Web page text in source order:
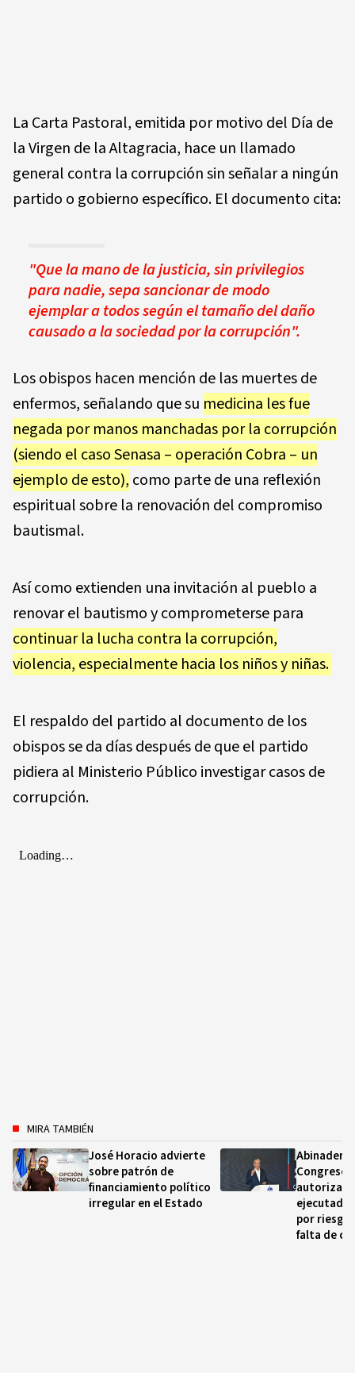
La Carta Pastoral, emitida por motivo del Día de
la Virgen de la Altagracia, hace un llamado
general contra la corrupción sin señalar a ningún
partido o gobierno específico. El documento cita:
"Que la mano de la justicia, sin privilegios
para nadie, sepa sancionar de modo
ejemplar a todos según el tamaño del daño
causado a la sociedad por la corrupción".
Los obispos hacen mención de las muertes de
enfermos, señalando que su medicina les fue
negada por manos manchadas por la corrupción
(siendo el caso Senasa – operación Cobra – un
ejemplo de esto), como parte de una reflexión
espiritual sobre la renovación del compromiso
bautismal.
Así como extienden una invitación al pueblo a
renovar el bautismo y comprometerse para
continuar la lucha contra la corrupción,
violencia, especialmente hacia los niños y niñas.
El respaldo del partido al documento de los
obispos se da días después de que el partido
pidiera al Ministerio Público investigar casos de
corrupción.
MIRA TAMBIÉN
José Horacio advierte
sobre patrón de
financiamiento político
irregular en el Estado
Abinader
Congreso
autoriza
por
falta de